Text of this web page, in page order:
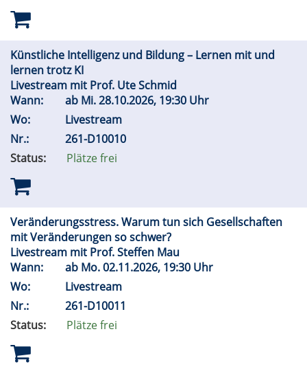
Künstliche Intelligenz und Bildung – Lernen mit und
lernen trotz KI
Livestream mit Prof. Ute Schmid
Wann:
ab Mi.28.10.2026, 19:30 Uhr
Wo:
Livestream
Nr.:
261-D10010
Status:
Plätze frei
Veränderungsstress. Warum tun sich Gesellschaften
mit Veränderungen so schwer?
Livestream mit Prof. Steffen Mau
Wann:
ab Mo.02.11.2026, 19:30 Uhr
Wo:
Livestream
Nr.:
261-D10011
Status:
Plätze frei